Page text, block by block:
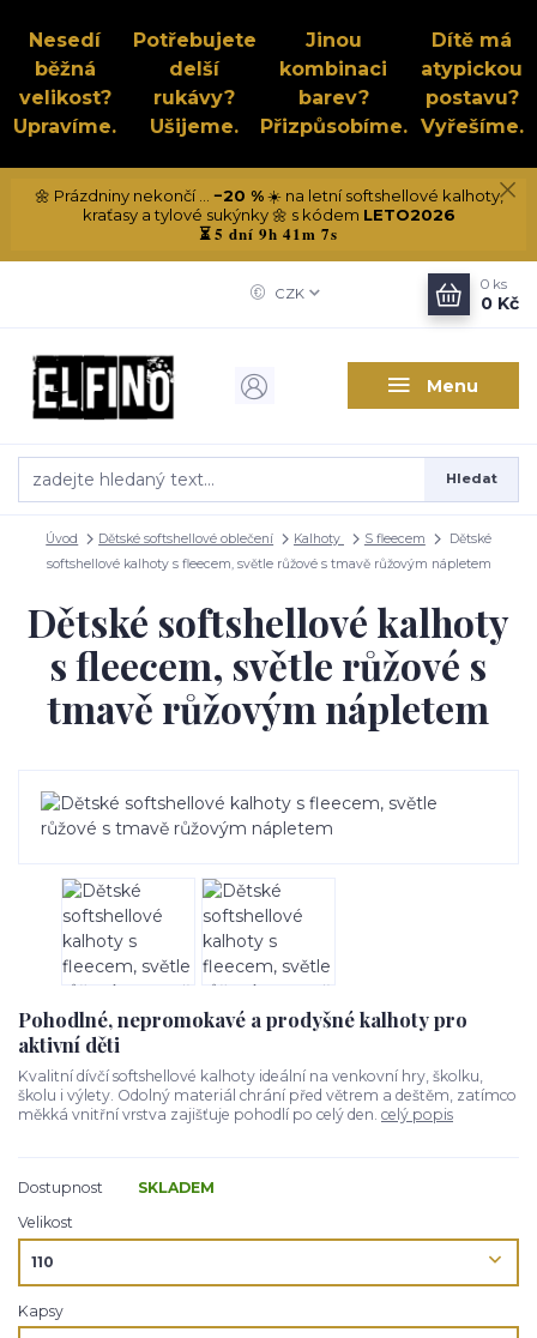
Nesedí
běžná
velikost?
Upravíme.
Potřebujete
delší
rukávy?
Ušijeme.
Jinou
kombinaci
barev?
Přizpůsobíme.
Dítě má
atypickou
postavu?
Vyřešíme.
🌼 Prázdniny nekončí ... −20 %☀️ na letní softshellové kalhoty,
kraťasy a tylové sukýnky 🌼 s kódem LETO2026
⏳5 dní 9h 41m 6s
Menu
CZK
Hledat
0 ks
0 Kč
Úvod Dětské softshellové oblečení Kalhoty S fleecem
Dětské
softshellové kalhoty s fleecem, světle růžové s tmavě růžovým nápletem
Dětské softshellové kalhoty
s fleecem, světle růžové s
tmavě růžovým nápletem
Pohodlné, nepromokavé a prodyšné kalhoty pro
aktivní děti
Kvalitní dívčí softshellové kalhoty ideální na venkovní hry, školku,
školu i výlety. Odolný materiál chrání před větrem a deštěm, zatímco
měkká vnitřní vrstva zajišťuje pohodlí po celý den. celý popis
Dostupnost
SKLADEM
Velikost
Kapsy